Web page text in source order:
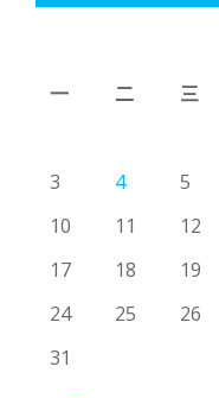
一
二 三
3
4 5
10
11 12
17
18 19
24
25 26
31